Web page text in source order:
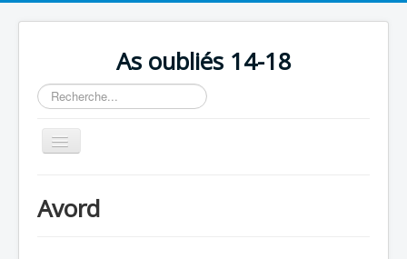
As oubliés 14-18
Rechercher
Basculer
la
Chronologie
Avord